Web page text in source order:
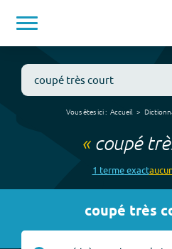
Vous êtes ici : Accueil
« coupé
1 termeexact
coupé très